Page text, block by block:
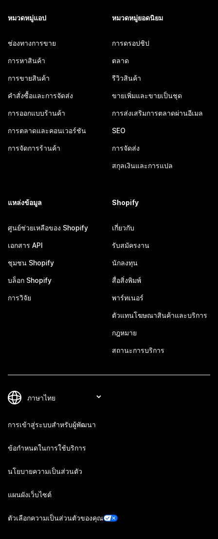
หมวดหมู่แอป
ช่องทางการขาย
การหาสินค้า
การขายสินค้า
คำสั่งซื้อและการจัดส่ง
การออกแบบร้านค้า
การตลาดและคอนเวอร์ชัน
การจัดการร้านค้า
หมวดหมู่ยอดนิยม
การดรอปชิป
ตลาด
รีวิวสินค้า
ขายเพิ่มและขายเป็นชุด
การส่งเสริมการตลาดผ่านอีเมล
SEO
การจัดส่ง
สกุลเงินและการแปล
แหล่งข้อมูล
ศูนย์ช่วยเหลือของ Shopify
เอกสาร API
ชุมชน Shopify
บล็อก Shopify
การวิจัย
Shopify
เกี่ยวกับ
รับสมัครงาน
นักลงทุน
สื่อสิ่งพิมพ์
พาร์ทเนอร์
ตัวแทนโฆษณาสินค้าและบริการ
กฎหมาย
สถานะการบริการ
การเข้าสู่ระบบสำหรับผู้พัฒนา
ข้อกำหนดในการใช้บริการ
นโยบายความเป็นส่วนตัว
แผนผังเว็บไซต์
ตัวเลือกความเป็นส่วนตัวของคุณ